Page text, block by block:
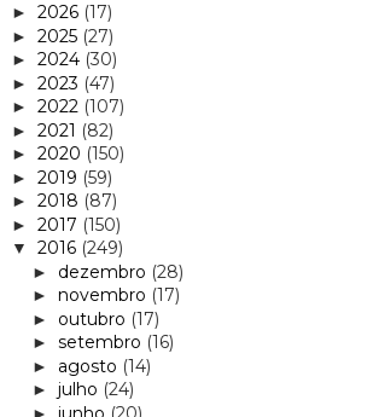
► 2026 (17)
► 2025 (27)
► 2024 (30)
► 2023 (47)
► 2022 (107)
► 2021 (82)
► 2020 (150)
► 2019 (59)
► 2018 (87)
► 2017 (150)
▼ 2016 (249)
► dezembro (28)
► novembro (17)
► outubro (17)
► setembro (16)
► agosto (14)
► julho (24)
►